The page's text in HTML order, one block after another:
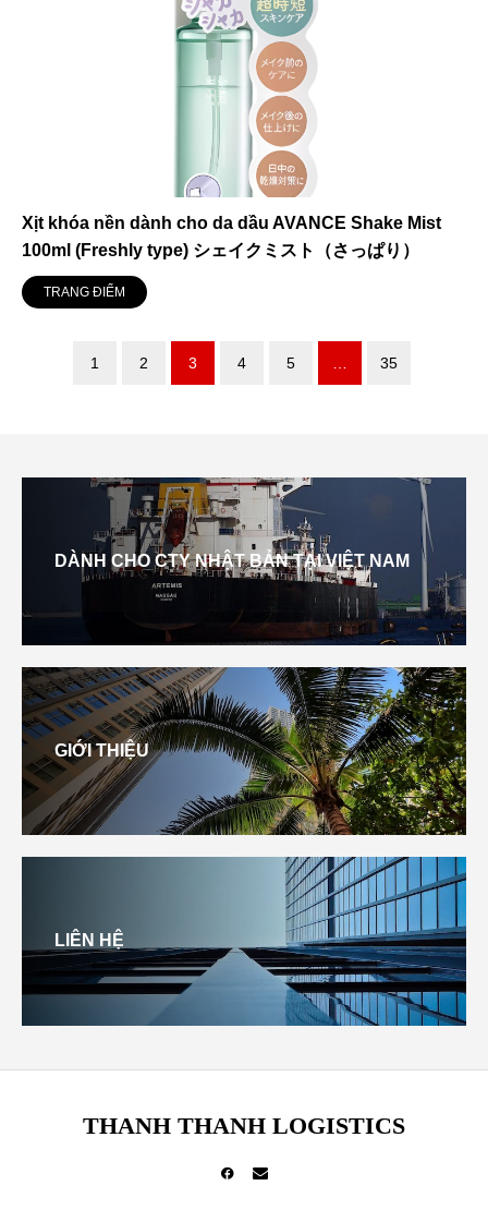
Xịt khóa nền dành cho da dầu AVANCE Shake Mist
100ml (Freshly type) シェイクミスト（さっぱり）
TRANG ĐIỂM
1 2 3 4 5 35
DÀNH CHO CTY NHẬT BẢN TẠI VIỆT NAM
GIỚI THIỆU
LIÊN HỆ
THANH THANH LOGISTICS